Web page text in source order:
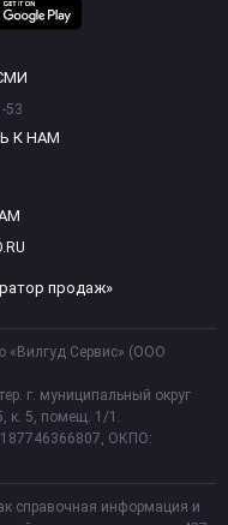
53
К НАМ
продаж»
«Вилгуд Сервис» (ООО
г. муниципальный округ
к. 5, помещ. 1/1.
ОКПО:
справочная информация и